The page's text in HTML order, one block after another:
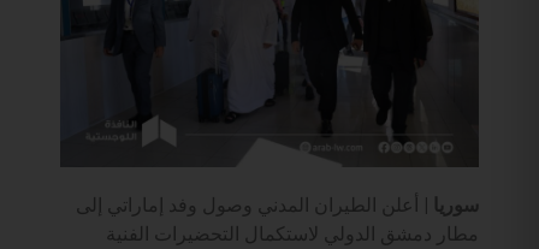
سوريا |
أعلن الطيران المدني وصول وفد إماراتي إلى
مطار دمشق الدولي لاستكمال التحضيرات الفنية